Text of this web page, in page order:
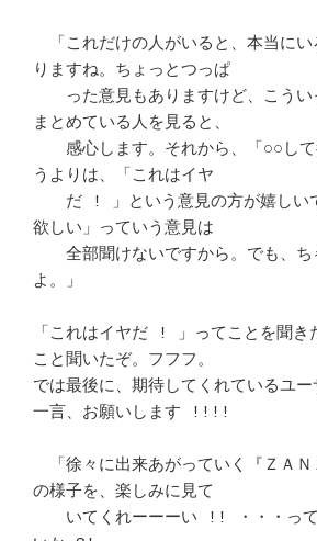
「これだけの人がいると、本当にい
りますね。ちょっとつっぱ
った意見もありますけど、こうい
まとめている人を見ると、
感心します。それから、「○○し
うよりは、「これはイヤ
だ ! 」という意見の方が嬉しい
欲しい」っていう意見は
全部聞けないですから。でも、ち
よ。」
「これはイヤだ ! 」ってことを聞き
こと聞いたぞ。フフフ。
では最後に、期待してくれているユ
一言、お願いします !!!!
「徐々に出来あがっていく『ＺＡＮ
の様子を、楽しみに見て
いてくれーーーい !! ・・・って